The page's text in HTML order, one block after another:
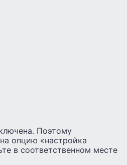
Поэтому
опцию «настройка
в соответственном месте